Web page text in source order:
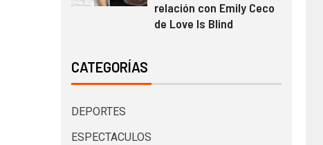
relación con Emily Ceco
de Love Is Blind
CATEGORÍAS
DEPORTES
ESPECTACULOS